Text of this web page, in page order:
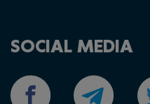
SOCIAL MEDIA